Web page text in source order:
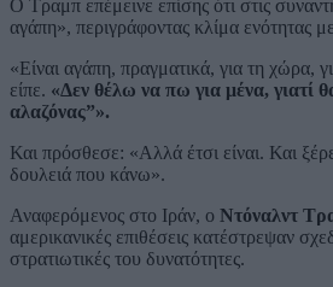
Ο Τραμπ επέμεινε επίσης ότι στις
αγάπη», περιγράφοντας κλίμα ενότητας
«Είναι αγάπη, πραγματικά, για τη χώρα,
είπε. «Δεν θέλω να πω για μένα, γιατί
αλαζόνας”».
Και πρόσθεσε: «Αλλά έτσι είναι. Και
δουλειά που κάνω».
Αναφερόμενος στο Ιράν, ο Ντόναλντ
αμερικανικές επιθέσεις κατέστρεψαν
στρατιωτικές του δυνατότητες.